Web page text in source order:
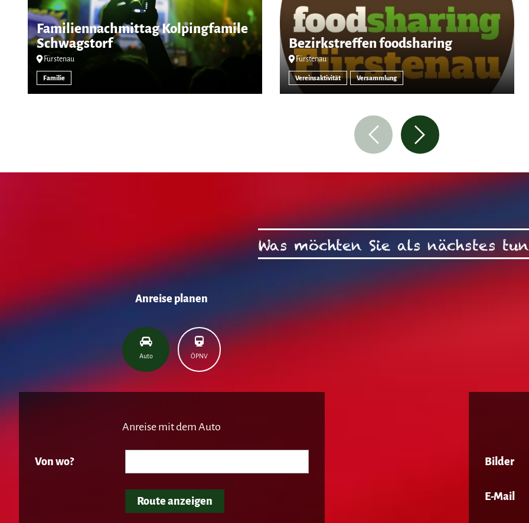
Familiennachmittag Kolpingfamile
Schwagstorf
Fürstenau
Familie
Bezirkstreffen foodsharing
Fürstenau
Vereinsaktivität Versammlung
Was möchten Sie als nächstes
Anreise planen
Auto ÖPNV
Anreise mit dem Auto
Von wo?
Route anzeigen
Bilder
E-Mail